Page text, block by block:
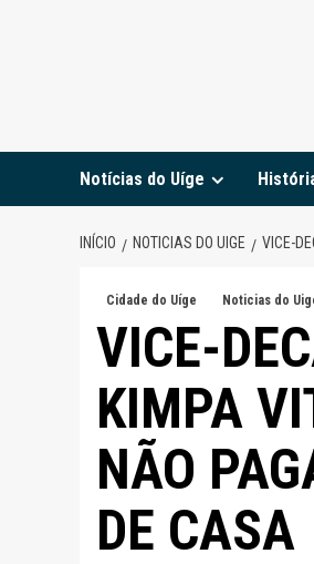
Notícias do Uíge
INÍCIO NOTICIAS DO UIGE VICE-
Cidade do Uíge Noticias do
VICE-
KIMPA
NÃO
DE CASA